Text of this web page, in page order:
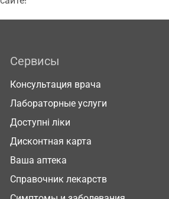
Сервисы
Консультация врача
Лабораторные услуги
Доступні ліки
Дисконтная карта
Ваша аптека
Справочник лекарств